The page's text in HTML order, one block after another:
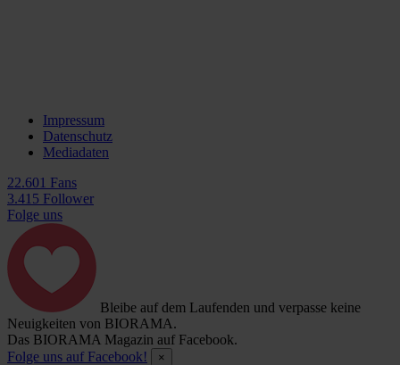
Impressum
Datenschutz
Mediadaten
22.601 Fans
3.415 Follower
Folge uns
Bleibe auf dem Laufenden und verpasse keine
Neuigkeiten von BIORAMA.
Das BIORAMA Magazin auf Facebook.
Folge uns auf Facebook!
×